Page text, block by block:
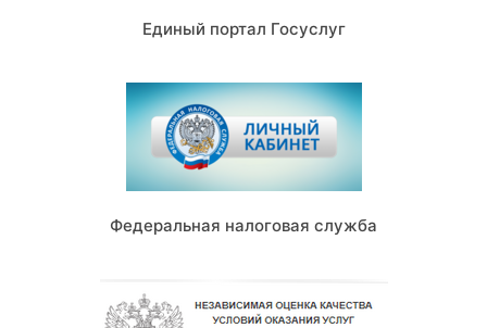
Единый портал Госуслуг
Федеральная налоговая служба